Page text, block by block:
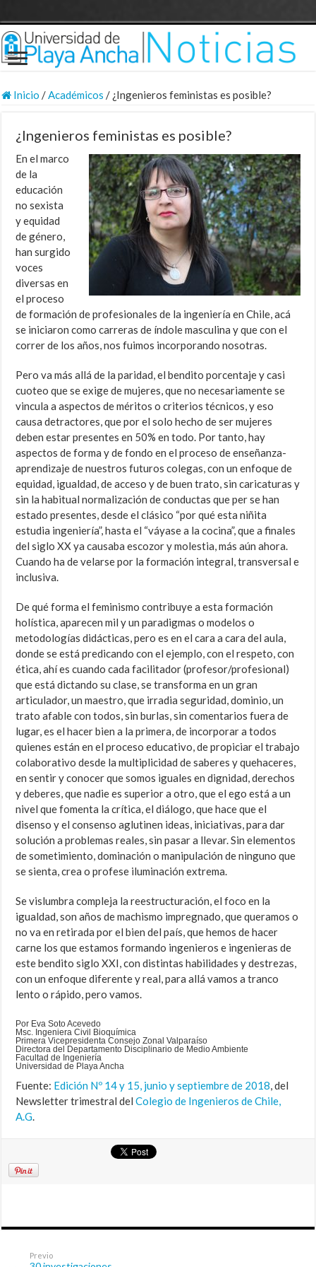
Inicio /Académicos / ¿Ingenieros feministas es posible?
¿Ingenieros feministas es posible?
En el marco
de la
educación
no sexista
y equidad
de género,
han surgido
voces
diversas en
el proceso
de formación de profesionales de la ingeniería en Chile, acá
se iniciaron como carreras de índole masculina y que con el
correr de los años, nos fuimos incorporando nosotras.
Pero va más allá de la paridad, el bendito porcentaje y casi
cuoteo que se exige de mujeres, que no necesariamente se
vincula a aspectos de méritos o criterios técnicos, y eso
causa detractores, que por el solo hecho de ser mujeres
deben estar presentes en 50% en todo. Por tanto, hay
aspectos de forma y de fondo en el proceso de enseñanza-
aprendizaje de nuestros futuros colegas, con un enfoque de
equidad, igualdad, de acceso y de buen trato, sin caricaturas y
sin la habitual normalización de conductas que per se han
estado presentes, desde el clásico “por qué esta niñita
estudia ingeniería”, hasta el “váyase a la cocina”, que a finales
del siglo XX ya causaba escozor y molestia, más aún ahora.
Cuando ha de velarse por la formación integral, transversal e
inclusiva.
De qué forma el feminismo contribuye a esta formación
holística, aparecen mil y un paradigmas o modelos o
metodologías didácticas, pero es en el cara a cara del aula,
donde se está predicando con el ejemplo, con el respeto, con
ética, ahí es cuando cada facilitador (profesor/profesional)
que está dictando su clase, se transforma en un gran
articulador, un maestro, que irradia seguridad, dominio, un
trato afable con todos, sin burlas, sin comentarios fuera de
lugar, es el hacer bien a la primera, de incorporar a todos
quienes están en el proceso educativo, de propiciar el trabajo
colaborativo desde la multiplicidad de saberes y quehaceres,
en sentir y conocer que somos iguales en dignidad, derechos
y deberes, que nadie es superior a otro, que el ego está a un
nivel que fomenta la crítica, el diálogo, que hace que el
disenso y el consenso aglutinen ideas, iniciativas, para dar
solución a problemas reales, sin pasar a llevar. Sin elementos
de sometimiento, dominación o manipulación de ninguno que
se sienta, crea o profese iluminación extrema.
Se vislumbra compleja la reestructuración, el foco en la
igualdad, son años de machismo impregnado, que queramos o
no va en retirada por el bien del país, que hemos de hacer
carne los que estamos formando ingenieros e ingenieras de
este bendito siglo XXI, con distintas habilidades y destrezas,
con un enfoque diferente y real, para allá vamos a tranco
lento o rápido, pero vamos.
Por Eva Soto Acevedo
Msc. Ingeniera Civil Bioquímica
Primera Vicepresidenta Consejo Zonal Valparaíso
Directora del Departamento Disciplinario de Medio Ambiente
Facultad de Ingeniería
Universidad de Playa Ancha
Fuente: Edición Nº 14 y 15, junio y septiembre de 2018, del
Newsletter trimestral delColegio de Ingenieros de Chile,
A.G.
Previo